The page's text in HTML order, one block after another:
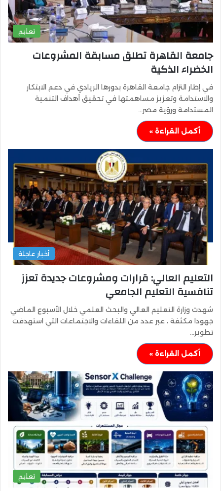
تعليم
جامعة القاهرة تطلق مسابقة المشروعات
الخضراء الذكية
في إطار التزام جامعة القاهرة بدورها الريادي في دعم الابتكار
والاستدامة وتعزيز مساهمتها في تحقيق أهداف التنمية
المستدامة ورؤية مصر…
أكمل القراءة »
أخبار عاجلة
التعليم العالي: قرارات ومشروعات جديدة تعزز
تنافسية التعليم الجامعي
شهدت وزارة التعليم العالي والبحث العلمي خلال الأسبوع الماضي
جهودا مكثفة ، عبر عدد من اللقاءات والاجتماعات التي استهدفت
تطوير…
أكمل القراءة »
تعليم